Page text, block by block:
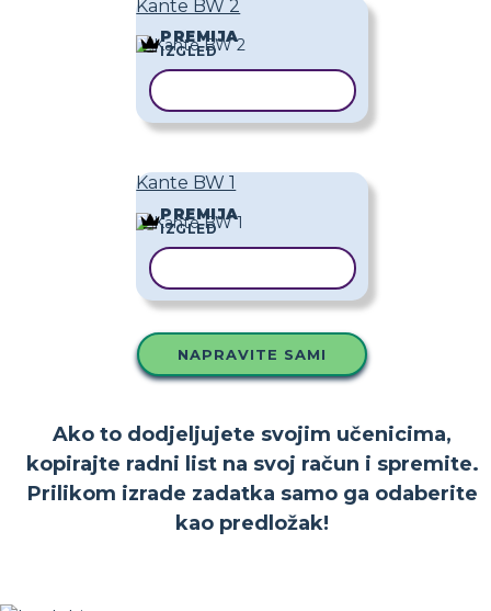
Kante BW 2
PREMIJA
IZGLED
Kante BW 1
PREMIJA
IZGLED
NAPRAVITE SAMI
Ako to dodjeljujete svojim učenicima,
kopirajte radni list na svoj račun i spremite.
Prilikom izrade zadatka samo ga odaberite
kao predložak!